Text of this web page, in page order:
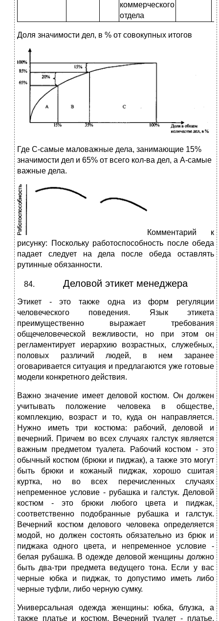
коммерческого
отдела
Доля значимости дел, в % от совокупных итогов
Где C-самые маловажные дела, занимающие 15%
значимости дел и 65% от всего кол-ва дел, а А-самые
важные дела.
Комментарий к
рисунку: Поскольку работоспособность после обеда
падает следует на дела после обеда оставлять
рутинные обязанности.
Деловой этикет менеджера
Этикет - это также одна из форм регуляции
человеческого поведения. Язык этикета
преимущественно выражает требования
общечеловеческой вежливости, но при этом он
регламентирует иерархию возрастных, служебных,
половых различий людей, в нем заранее
оговаривается ситуация и предлагаются уже готовые
модели конкретного действия.
Важно значение имеет деловой костюм. Он должен
учитывать положение человека в обществе,
комплекцию, возраст и то, куда он направляется.
Нужно иметь три костюма: рабочий, деловой и
вечерний. Причем во всех случаях галстук является
важным предметом туалета. Рабочий костюм - это
обычный костюм (брюки и пиджак), а также это могут
быть брюки и кожаный пиджак, хорошо сшитая
куртка, но во всех перечисленных случаях
непременное условие - рубашка и галстук. Деловой
костюм - это брюки любого цвета и пиджак,
соответственно подобранные рубашка и галстук.
Вечерний костюм делового человека определяется
модой, но должен состоять обязательно из брюк и
пиджака одного цвета, и непременное условие -
белая рубашка. В одежде деловой женщины должно
быть два-три предмета ведущего тона. Если у вас
черные юбка и пиджак, то допустимо иметь либо
черные туфли, либо черную сумку.
Универсальная одежда женщины: юбка, блузка, а
также платье и костюм. Вечерний туалет - платье,